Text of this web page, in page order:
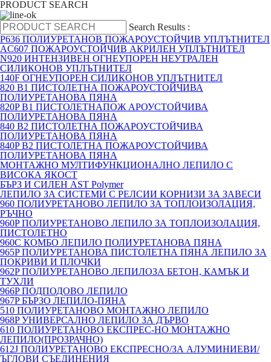
PRODUCT SEARCH
Search Results :
P636 ПОЛИУРЕТАНОВ ПОЖАРОУСТОЙЧИВ УПЛЪТНИТЕЛ
AC607 ПОЖАРОУСТОЙЧИВ АКРИЛЕН УПЛЪТНИТЕЛ
N920 ИНТЕНЗИВЕН ОГНЕУПОРЕН НЕУТРАЛЕН
СИЛИКОНОВ УПЛЪТНИТЕЛ
140F ОГНЕУПОРЕН СИЛИКОНОВ УПЛЪТНИТЕЛ
820 B1 ПИСТОЛЕТНА ПОЖАРОУСТОЙЧИВА
ПОЛИУРЕТАНОВА ПЯНА
820P B1 ПИСТОЛЕТНАПОЖ АРОУСТОЙЧИВА
ПОЛИУРЕТАНОВА ПЯНА
840 B2 ПИСТОЛЕТНА ПОЖАРОУСТОЙЧИВА
ПОЛИУРЕТАНОВА ПЯНА
840P B2 ПИСТОЛЕТНА ПОЖАРОУСТОЙЧИВА
ПОЛИУРЕТАНОВА ПЯНА
МОНТАЖНО МУЛТИФУНКЦИОНАЛНО ЛЕПИЛО С
ВИСОКА ЯКОСТ
БЪРЗ И СИЛЕН AST Polymer
ЛЕПИЛО ЗА СИСТЕМИ С РЕЛСИИ КОРНИЗИ ЗА ЗАВЕСИ
960 ПОЛИУРЕТАНОВО ЛЕПИЛО ЗА ТОПЛОИЗОЛАЦИЯ,
РЪЧНО
960P ПОЛИУРЕТАНОВО ЛЕПИЛО ЗА ТОПЛОИЗОЛАЦИЯ,
ПИСТОЛЕТНО
960C КОМБО ЛЕПИЛО ПОЛИУРЕТАНОВА ПЯНА
965P ПОЛИУРЕТАНОВА ПИСТОЛЕТНА ПЯНА ЛЕПИЛО ЗА
ПОКРИВИ И ПЛОЧКИ
962P ПОЛИУРЕТАНОВО ЛЕПИЛОЗА БЕТОН, КАМЪК И
ТУХЛИ
966P ПОДПОДОВО ЛЕПИЛО
967P БЪРЗО ЛЕПИЛО-ПЯНА
510 ПОЛИУРЕТАНОВО МОНТАЖНО ЛЕПИЛО
968P УНИВЕРСАЛНО ЛЕПИЛО ЗА ДЪРВО
610 ПОЛИУРЕТАНОВО ЕКСПРЕС-НО МОНТАЖНО
ЛЕПИЛО(ПРОЗРАЧНО)
612J ПОЛИУРЕТАНОВО ЕКСПРЕСНО/ЗА АЛУМИНИЕВИ/
ЪГЛОВИ СЪЕДИНЕНИЯ